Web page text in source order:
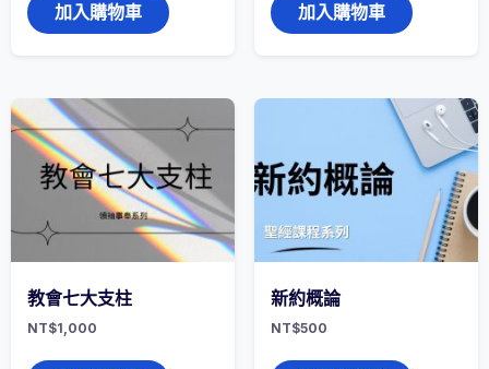
加入購物車 加入購物車
教會七大支柱
NT$1,000
新約概論
NT$500